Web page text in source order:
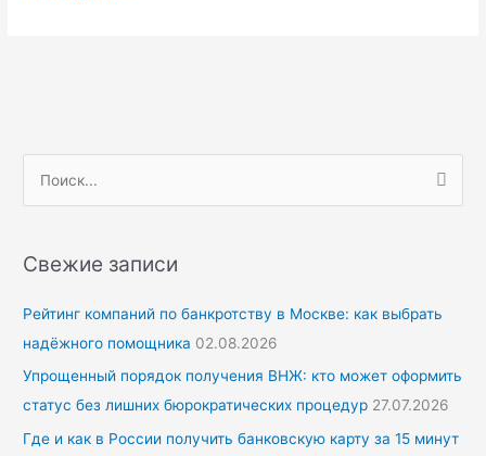
человека
гражданина
64)
с
:
Свежие записи
Рейтинг компаний по банкротству в Москве: как выбрать
надёжного помощника 02.08.2026
Упрощенный порядок получения ВНЖ: кто может оформить
статус без лишних бюрократических процедур 27.07.2026
Где и как в России получить банковскую карту за 15 минут